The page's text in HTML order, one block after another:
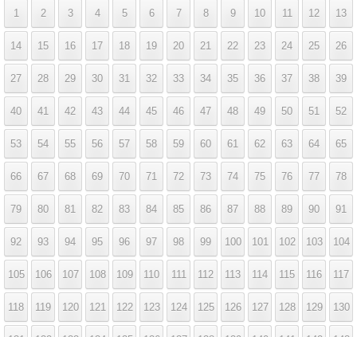
1 2 3 4 5 6 7 8 9 10 11 12 13
14 15 16 17 18 19 20 21 22 23 24 25 26
27 28 29 30 31 32 33 34 35 36 37 38 39
40 41 42 43 44 45 46 47 48 49 50 51 52
53 54 55 56 57 58 59 60 61 62 63 64 65
66 67 68 69 70 71 72 73 74 75 76 77 78
79 80 81 82 83 84 85 86 87 88 89 90 91
92 93 94 95 96 97 98 99 100 101 102 103 104
105 106 107 108 109 110 111 112 113 114 115 116 117
118 119 120 121 122 123 124 125 126 127 128 129 130